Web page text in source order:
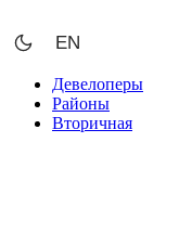
к
содержимому
EN
Девелоперы
Районы
Вторичная